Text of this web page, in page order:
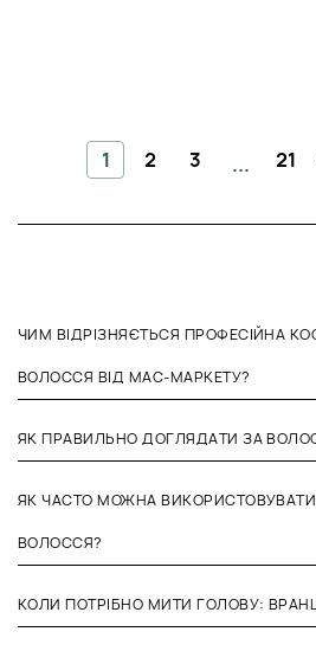
1 2 3 ... 21
ЧИМ ВІДРІЗНЯЄТЬСЯ ПРОФЕСІЙНА
ВОЛОССЯ ВІД МАС-МАРКЕТУ?
ЯК ПРАВИЛЬНО ДОГЛЯДАТИ ЗА
ЯК ЧАСТО МОЖНА
ВОЛОССЯ?
КОЛИ ПОТРІБНО МИТИ ГОЛОВУ: